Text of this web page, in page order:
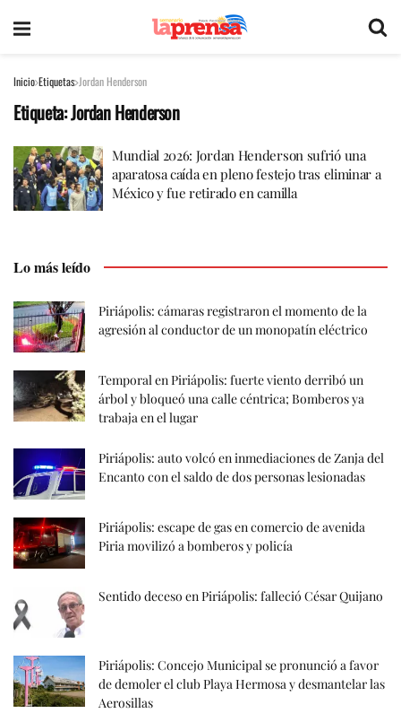
Inicio Etiquetas Jordan Henderson
Etiqueta:Jordan Henderson
Mundial 2026: Jordan Henderson sufrió una
aparatosa caída en pleno festejo tras eliminar a
México y fue retirado en camilla
Lo más leído
Piriápolis: cámaras registraron el momento de la
agresión al conductor de un monopatín eléctrico
Temporal en Piriápolis: fuerte viento derribó un
árbol y bloqueó una calle céntrica; Bomberos ya
trabaja en el lugar
Piriápolis: auto volcó en inmediaciones de Zanja del
Encanto con el saldo de dos personas lesionadas
Piriápolis: escape de gas en comercio de avenida
Piria movilizó a bomberos y policía
Sentido deceso en Piriápolis: falleció César Quijano
Piriápolis: Concejo Municipal se pronunció a favor
de demoler el club Playa Hermosa y desmantelar las
Aerosillas